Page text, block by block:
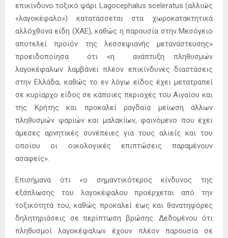
επικίνδυνο τοξικό ψάρι Lagocephalus sceleratus (αλλιώς
«λαγοκέφαλο») κατατάσσεται στα χωροκατακτητικά
αλλόχθονα είδη (ΧΑΕ), καθώς η παρουσία στην Μεσόγειο
αποτελεί προϊόν της λεσσεψιανής μετανάστευσης»
προειδοποίησα ότι «η ανάπτυξη πληθυσμών
λαγοκέφαλων λαμβάνει πλέον επικίνδυνες διαστάσεις
στην Ελλάδα, καθώς το εν λόγω είδος έχει μετατραπεί
σε κυρίαρχο είδος σε κάποιες περιοχές του Αιγαίου και
της Κρήτης και προκαλεί ραγδαία μείωση άλλων
πληθυσμών ψαριών και μαλακίων, φαινόμενο που έχει
άμεσες αρνητικές συνέπειες για τους αλιείς και του
οποίου οι οικολογικές επιπτώσεις παραμένουν
ασαφείς».
Επισήμανα ότι «ο σημαντικότερος κίνδυνος της
εξάπλωσης του λαγοκέφαλου προέρχεται από την
τοξικότητά του, καθώς προκαλεί έως και θανατηφόρες
δηλητηριάσεις σε περίπτωση βρώσης. Δεδομένου ότι
πληθυσμοί λαγοκέφαλων έχουν πλέον παρουσία σε